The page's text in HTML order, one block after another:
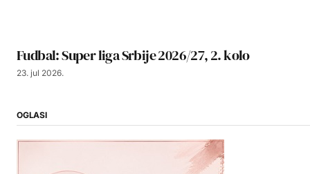
Fudbal: Super liga Srbije 2026/27, 2. kolo
23. jul 2026.
OGLASI